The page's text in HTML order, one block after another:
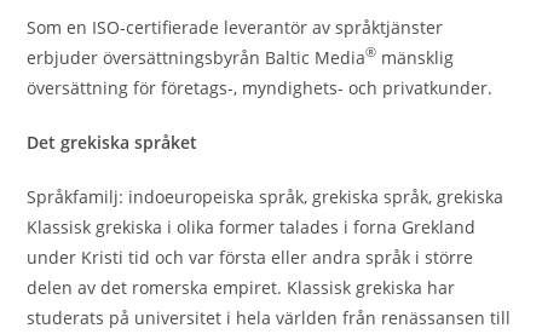
Som en ISO-certifierade leverantör av språktjänster
erbjuder översättningsbyrån Baltic Media® mänsklig
översättning för företags-, myndighets- och privatkunder.
Det grekiska språket
Språkfamilj: indoeuropeiska språk, grekiska språk, grekiska
Klassisk grekiska i olika former talades i forna Grekland
under Kristi tid och var första eller andra språk i större
delen av det romerska empiret. Klassisk grekiska har
studerats på universitet i hela världen från renässansen till